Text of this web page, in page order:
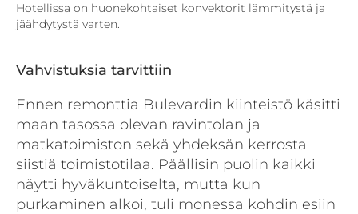
Hotellissa on huonekohtaiset konvektorit lämmitystä ja
jäähdytystä varten.
Vahvistuksia tarvittiin
Ennen remonttia Bulevardin kiinteistö käsitti
maan tasossa olevan ravintolan ja
matkatoimiston sekä yhdeksän kerrosta
siistiä toimistotilaa. Päällisin puolin kaikki
näytti hyväkuntoiselta, mutta kun
purkaminen alkoi, tuli monessa kohdin esiin